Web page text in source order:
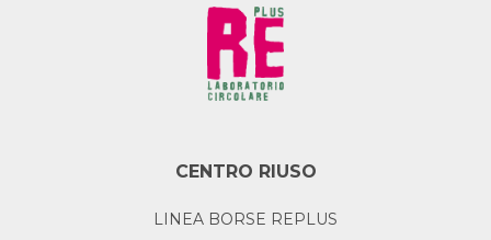
CENTRO RIUSO
LINEA BORSE REPLUS